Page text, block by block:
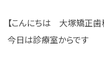
【こんにちは 大塚矯正歯
今日は診療室からです